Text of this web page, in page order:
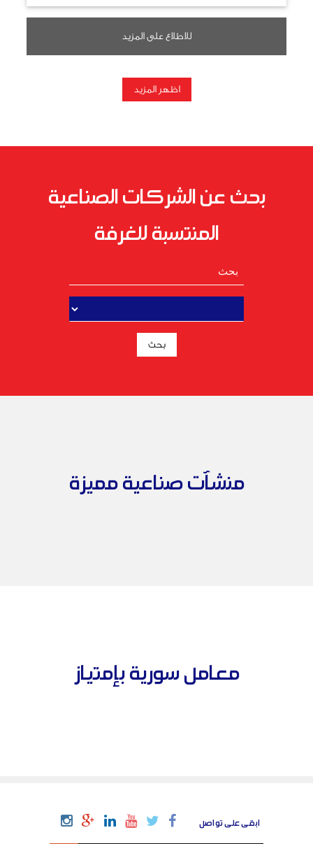
للاطلاع على المزيد
اظهر المزيد
بحث عن الشركات الصناعية
المنتسبة للغرفة
منشآت صناعية مميزة
معامل سورية بإمتياز
ابقى على تواصل